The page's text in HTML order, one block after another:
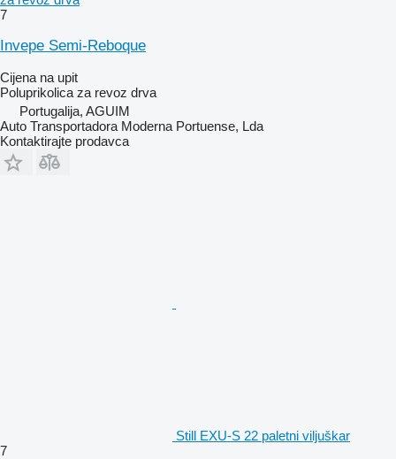
7
Invepe Semi-Reboque
Cijena na upit
Poluprikolica za revoz drva
Portugalija, AGUIM
Auto Transportadora Moderna Portuense, Lda
Kontaktirajte prodavca
Still EXU-S 22 paletni viljuškar
7